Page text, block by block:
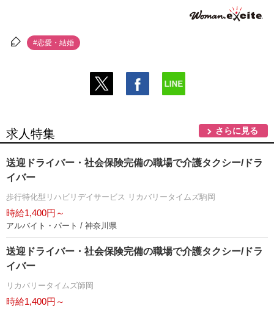
#恋愛・結婚
求人特集 さらに見る
送迎ドライバー・社会保険完備の職場で介護タクシー/ドラ
イバー
歩行特化型リハビリデイサービス リカバリータイムズ駒岡
時給1,400円～
アルバイト・パート / 神奈川県
送迎ドライバー・社会保険完備の職場で介護タクシー/ドラ
イバー
リカバリータイムズ師岡
時給1,400円～